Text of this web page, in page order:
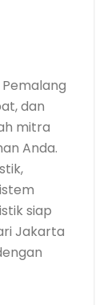
dan
mitra
Anda.
siap
Jakarta